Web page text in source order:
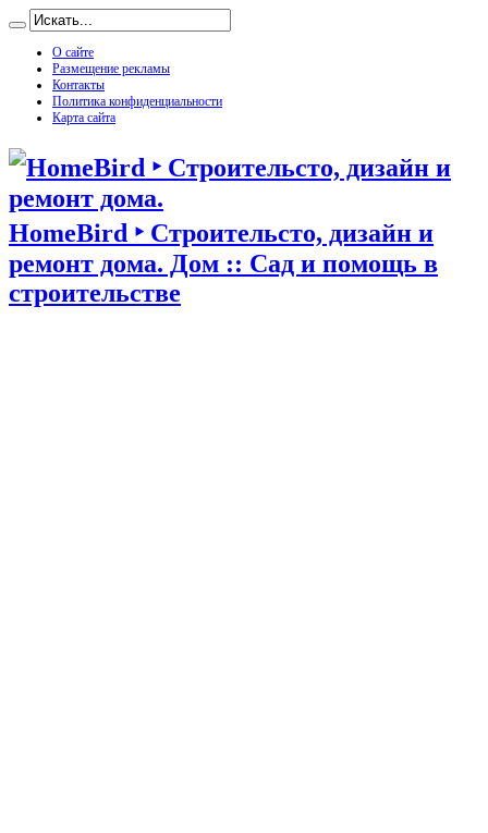
О сайте
Размещение рекламы
Контакты
Политика конфиденциальности
Карта сайта
HomeBird ‣ Строительсто, дизайн и
ремонт дома. Дом :: Сад и помощь в
строительстве